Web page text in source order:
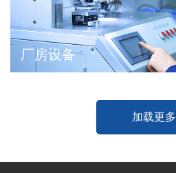
厂房设备
加载更多